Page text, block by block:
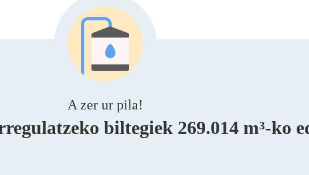
A zer ur pila!
biltegiek 269.014 m³-ko